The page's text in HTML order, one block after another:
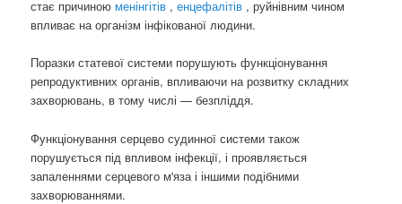
стає причиною менінгітів ,енцефалітів , руйнівним чином
впливає на організм інфікованої людини.
Поразки статевої системи порушують функціонування
репродуктивних органів, впливаючи на розвитку складних
захворювань, в тому числі — безпліддя.
Функціонування серцево судинної системи також
порушується під впливом інфекції, і проявляється
запаленнями серцевого м'яза і іншими подібними
захворюваннями.